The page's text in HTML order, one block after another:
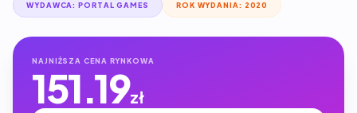
WYDAWCA: PORTAL GAMES ROK WYDANIA: 2020
NAJNIŻSZA CENA RYNKOWA
151.19zł